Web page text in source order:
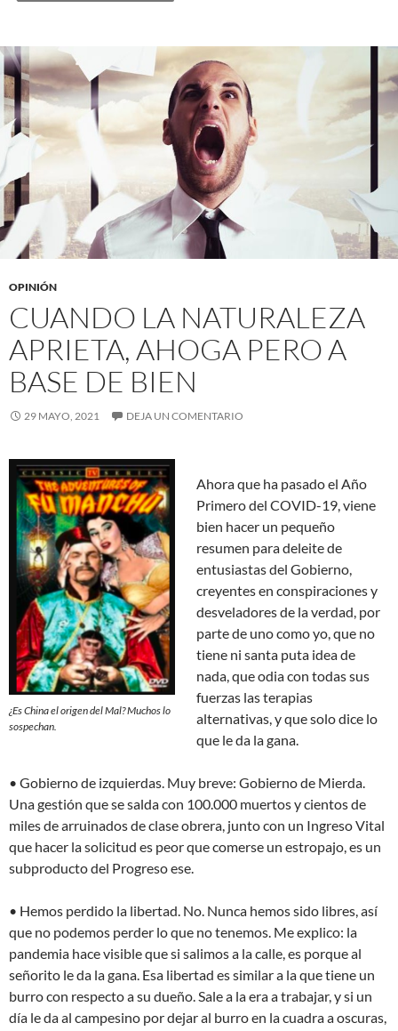
OPINIÓN
CUANDO LA NATURALEZA
APRIETA, AHOGA PERO A
BASE DE BIEN
29 MAYO, 2021 DEJA UN COMENTARIO
¿Es China el origen del Mal? Muchos lo
sospechan.
Ahora que ha pasado el Año
Primero del COVID-19, viene
bien hacer un pequeño
resumen para deleite de
entusiastas del Gobierno,
creyentes en conspiraciones y
desveladores de la verdad, por
parte de uno como yo, que no
tiene ni santa puta idea de
nada, que odia con todas sus
fuerzas las terapias
alternativas, y que solo dice lo
que le da la gana.
• Gobierno de izquierdas. Muy breve: Gobierno de Mierda.
Una gestión que se salda con 100.000 muertos y cientos de
miles de arruinados de clase obrera, junto con un Ingreso Vital
que hacer la solicitud es peor que comerse un estropajo, es un
subproducto del Progreso ese.
• Hemos perdido la libertad. No. Nunca hemos sido libres, así
que no podemos perder lo que no tenemos. Me explico: la
pandemia hace visible que si salimos a la calle, es porque al
señorito le da la gana. Esa libertad es similar a la que tiene un
burro con respecto a su dueño. Sale a la era a trabajar, y si un
día le da al campesino por dejar al burro en la cuadra a oscuras,